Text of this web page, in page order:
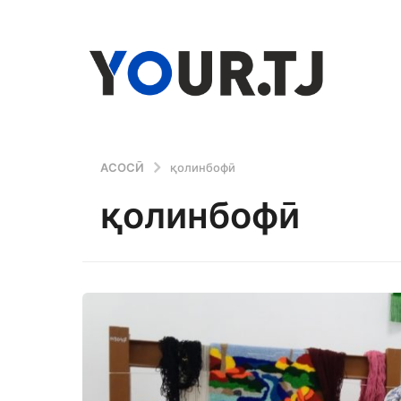
АСОСӢ қолинбофӣ
қолинбофӣ